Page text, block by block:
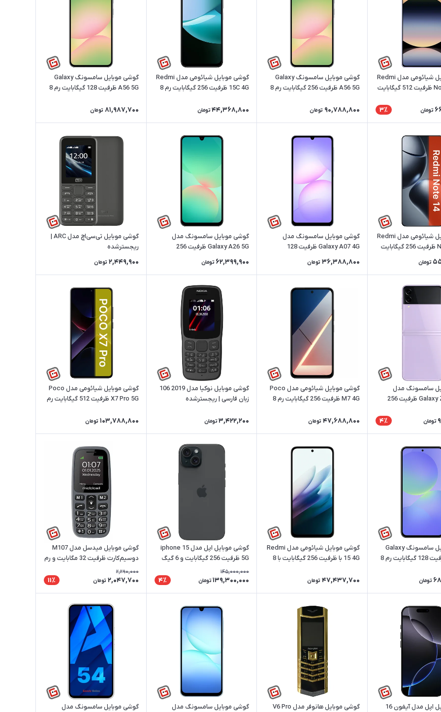
گوشی موبایل شیائومی مدل Redmi
Note 14s 4G ظرفیت 512 گیگابایت
تومان 3٪
گوشی موبایل سامسونگ Galaxy
A56 5G ظرفیت 256 گیگابایت رم 8
90,788,800 تومان
گوشی موبایل شیائومی مدل Redmi
15C 4G ظرفیت 256 گیگابایت رم 8
44,368,800 تومان
گوشی موبایل سامسونگ Galaxy
A56 5G ظرفیت 128 گیگابایت رم 8
81,987,700 تومان
گوشی موبایل شیائومی مدل Redmi
Note 14 4G ظرفیت 256 گیگابایت
تومان
گوشی موبایل سامسونگ مدل
Galaxy A07 4G ظرفیت 128
گیگابایت رم 6 گیگ | ریجسترشده
36,388,800 تومان
گوشی موبایل سامسونگ مدل
Galaxy A26 5G ظرفیت 256
گیگابایت رم 8 گیگ | ریجسترشده
62,399,900 تومان
گوشی موبایل تی‌سی‌اچ مدل ARC |
ریجسترشده
2,449,900 تومان
سامسونگ مدل
Galaxy Z Flip 3 5G ظرفیت 256
تومان 4٪
گوشی موبایل شیائومی مدل Poco
M7 4G ظرفیت 256 گیگابایت رم 8
47,688,800 تومان
گوشی موبایل نوکیا مدل 2019 106
زبان فارسی | ریجسترشده
3,422,200 تومان
گوشی موبایل شیائومی مدل Poco
X7 Pro 5G ظرفیت 512 گیگابایت رم
103,788,800 تومان
گوشی موبایل سامسونگ Galaxy
A36 5G ظرفیت 128 گیگابایت رم 8
تومان
گوشی موبایل شیائومی مدل Redmi
15 4G با ظرفیت 256 گیگابایت با 8
47,437,700 تومان
گوشی موبایل اپل مدل iphone 15
5G ظرفیت 256 گیگابایت و 6 گیگ
رم دو سیم کارکرده | ریجسترشده
145,000,000
139,300,000 تومان 4٪
گوشی موبایل میدسل مدل M107
دوسیم‌کارت ظرفیت 32 مگابایت و رم
2,290,000
2,047,700 تومان 11٪
گوشی موبایل اپل مدل آیفون 16
گوشی موبایل هانوفر مدل V6 Pro
گوشی موبایل سامسونگ مدل
گوشی موبایل سامسونگ مدل